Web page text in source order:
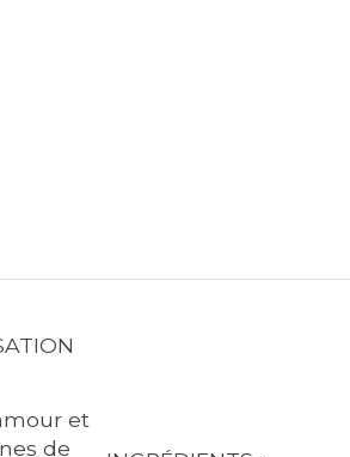
et
de